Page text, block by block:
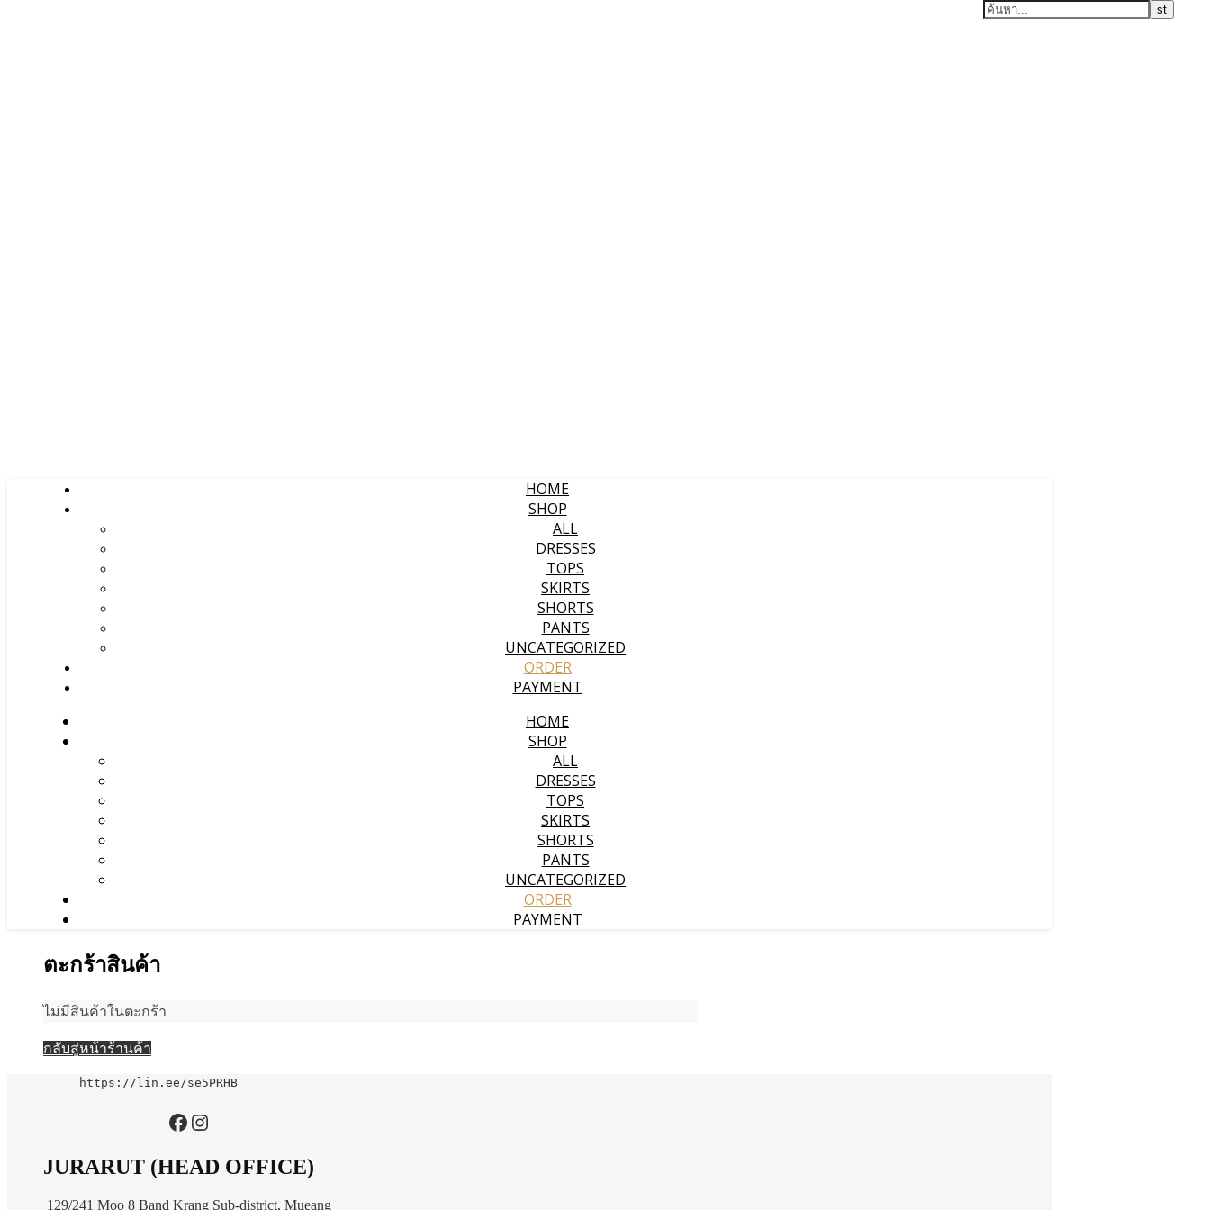
HOME
SHOP
ALL
DRESSES
TOPS
SKIRTS
SHORTS
PANTS
UNCATEGORIZED
ORDER
PAYMENT
HOME
SHOP
ALL
DRESSES
TOPS
SKIRTS
SHORTS
PANTS
UNCATEGORIZED
ORDER
PAYMENT
ตะกร้าสินค้า
ไม่มีสินค้าในตะกร้า
กลับสู่หน้าร้านค้า
https://lin.ee/se5PRHB
https://www.facebook.com/jurarutofficial?mibextid=LQQJ4d
Instagram
JURARUT (HEAD OFFICE)
129/241 Moo 8 Band Krang Sub-district, Mueang